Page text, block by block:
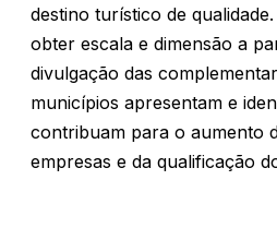
destino turístico de
obter escala e dimensão a
divulgação das
municípios apresentam e
contribuam para o aumento
empresas e da qualificação